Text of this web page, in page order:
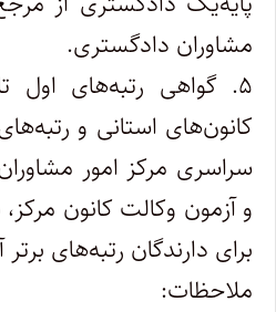
مشاوران دادگستری.
۵. گواهی رتبه‌های اول
کانون‌های استانی و
سراسری مرکز امور
و آزمون وکالت کانون
برای دارندگان رتبه‌های
ملاحظات: